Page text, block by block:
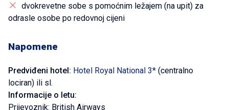
dvokrevetne sobe s pomoćnim ležajem (na upit) za
odrasle osobe po redovnoj cijeni
Napomene
Predviđeni hotel: Hotel Royal National 3* (centralno
lociran) ili sl.
Informacije o letu:
Prijevoznik: British Airways